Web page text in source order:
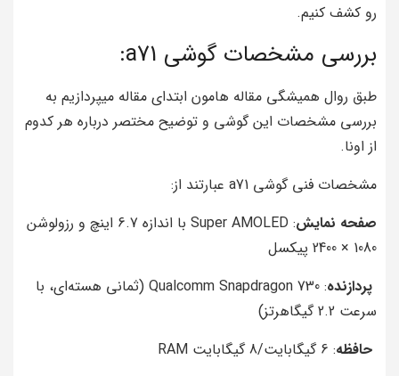
رو کشف کنیم.
بررسی مشخصات گوشی a71:
طبق روال همیشگی مقاله هامون ابتدای مقاله میپردازیم به
بررسی مشخصات این گوشی و توضیح مختصر درباره هر کدوم
از اونا.
مشخصات فنی گوشی a71 عبارتند از:
صفحه نمایش
: Super AMOLED با اندازه 6.7 اینچ و رزولوشن
1080 × 2400 پیکسل
پردازنده
: Qualcomm Snapdragon 730 (ثمانی هسته‌ای، با
سرعت 2.2 گیگاهرتز)
حافظه: 6 گیگابایت/8 گیگابایت RAM